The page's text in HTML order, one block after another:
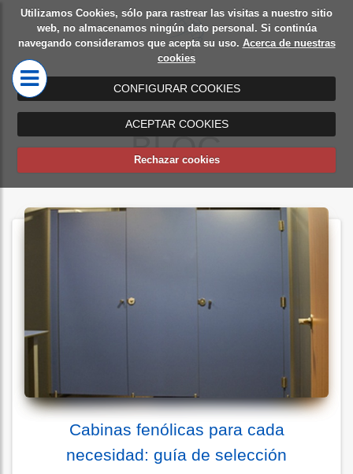
Utilizamos Cookies, sólo para rastrear las visitas a nuestro sitio
web, no almacenamos ningún dato personal. Si continúa
navegando consideramos que acepta su uso. Acerca de nuestras
cookies
CONFIGURAR COOKIES
ACEPTAR COOKIES
Rechazar cookies
Diseño
de
oficinas
Mamparas
de oficina
BLOG
Cabinas fenólicas para cada
necesidad: guía de selección